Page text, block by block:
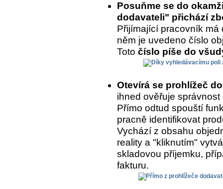
Posuňme se do
dodavateli" přichází
Přijímající pracovník
něm je uvedeno číslo
Toto číslo píše do
Otevírá se prohlížeč
ihned ověřuje správnost
Přímo odtud spouští
pracně identifikovat
Vychází z obsahu
reality a "kliknutím"
skladovou příjemku,
fakturu.